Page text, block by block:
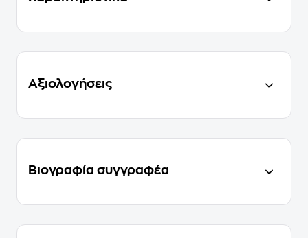
Αξιολογήσεις
Βιογραφία συγγραφέα